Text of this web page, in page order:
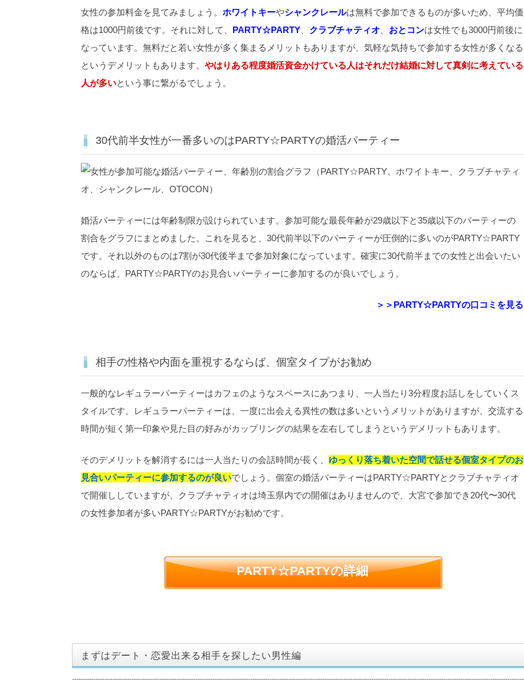
女性の参加料金を見てみましょう。 ホワイトキーやシャンクレールは無料で参加できるものが多いため、平均価
格は1000円前後です。それに対して、 PARTY☆PARTY クラブチャティオ おとコンは女性でも3000円前後に
なっています。無料だと若い女性が多く集まるメリットもありますが、気軽な気持ちで参加する女性が多くなる
というデメリットもあります。 やはりある程度婚活資金かけている人はそれだけ結婚に対して真剣に考えている
人が多いという事に繋がるでしょう。
30代前半女性が一番多いのはPARTY☆PARTYの婚活パーティー
婚活パーティーには年齢制限が設けられています。参加可能な最長年齢が29歳以下と35歳以下のパーティーの
割合をグラフにまとめました。これを見ると、 30代前半以下のパーティーが圧倒的に多いのがPARTY☆PARTY
です。 それ以外のものは7割が30代後半まで参加対象になっています。確実に30代前半までの女性と出会いたい
のならば、PARTY☆PARTYのお見合いパーティーに参加するのが良いでしょう。
＞＞PARTY☆PARTYの口コミを見る
相手の性格や内面を重視するならば、個室タイプがお勧め
一般的なレギュラーパーティーはカフェのようなスペースにあつまり、一人当たり3分程度お話しをしていくス
タイルです。レギュラーパーティーは、一度に出会える異性の数は多いというメリットがありますが、交流する
時間が短く第一印象や見た目の好みがカップリングの結果を左右してしまうというデメリットもあります。
そのデメリットを解消するには一人当たりの会話時間が長く、 ゆっくり落ち着いた空間で話せる個室タイプのお
見合いパーティーに参加するのが良いでしょう。個室の婚活パーティーはPARTY☆PARTYとクラブチャティオ
で開催ししていますが、クラブチャティオは埼玉県内での開催はありませんので、大宮で参加でき20代〜30代
の女性参加者が多いPARTY☆PARTYがお勧めです。
PARTY☆PARTYの詳細
まずはデート・恋愛出来る相手を探したい男性編